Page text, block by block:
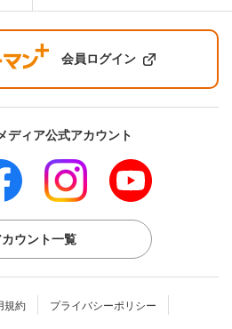
会員ログイン
ディア公式アカウント
カウント一覧
規約 プライバシーポリシー